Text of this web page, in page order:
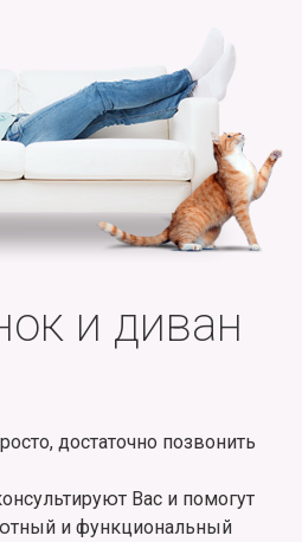
и диван
достаточно позвонить
Вас и помогут
и функциональный